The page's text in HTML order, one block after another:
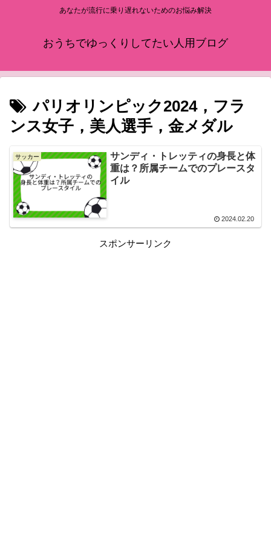
あなたが流行に乗り遅れないためのお悩み解決
おうちでゆっくりしてたい人用ブログ
パリオリンピック2024，フラ
ンス女子，美人選手，金メダル
サッカー
サンディ・トレッティの身長と体
重は？所属チームでのプレースタ
イル
2024.02.20
スポンサーリンク